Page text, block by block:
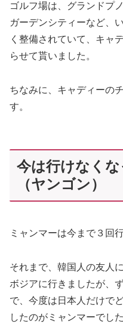
ゴルフ場は、グランドプ
ガーデンシティーなど、
く整備されていて、キャ
らせて貰いました。
ちなみに、キャディーの
す。
今は行けなく
（ヤンゴン）
ミャンマーは今まで３回
それまで、韓国人の友人
ボジアに行きましたが、
で、今度は日本人だけで
したのがミャンマーでした